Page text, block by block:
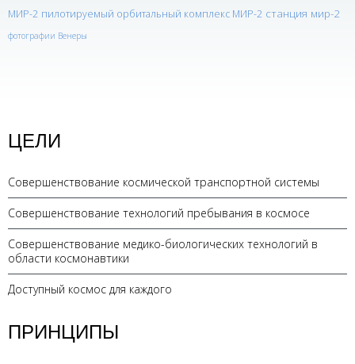
МИР-2 пилотируемый орбитальный комплекс МИР-2 станция мир-2
фотографии Венеры
ЦЕЛИ
Совершенствование космической транспортной системы
Совершенствование технологий пребывания в космосе
Совершенствование медико-биологических технологий в
области космонавтики
Доступный космос для каждого
ПРИНЦИПЫ